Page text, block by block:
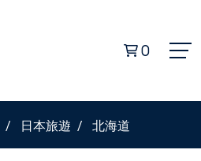
0
/ 日本旅遊 / 北海道